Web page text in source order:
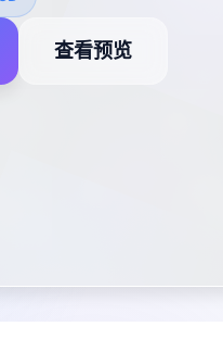
查看预览